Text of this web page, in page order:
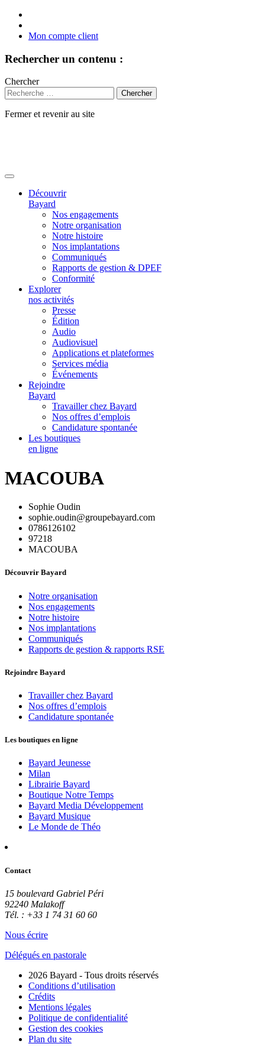
Mon compte client
Rechercher un contenu :
Chercher
Fermer et revenir au site
Découvrir
Bayard
Nos engagements
Notre organisation
Notre histoire
Nos implantations
Communiqués
Rapports de gestion & DPEF
Conformité
Explorer
nos activités
Presse
Édition
Audio
Audiovisuel
Applications et plateformes
Services média
Événements
Rejoindre
Bayard
Travailler chez Bayard
Nos offres d’emplois
Candidature spontanée
Les boutiques
en ligne
MACOUBA
Sophie Oudin
sophie.oudin@groupebayard.com
0786126102
97218
MACOUBA
Découvrir Bayard
Notre organisation
Nos engagements
Notre histoire
Nos implantations
Communiqués
Rapports de gestion & rapports RSE
Rejoindre Bayard
Travailler chez Bayard
Nos offres d’emplois
Candidature spontanée
Les boutiques en ligne
Bayard Jeunesse
Milan
Librairie Bayard
Boutique Notre Temps
Bayard Media Développement
Bayard Musique
Le Monde de Théo
Contact
15 boulevard Gabriel Péri
92240 Malakoff
Tél. : +33 1 74 31 60 60
Nous écrire
Délégués en pastorale
2026 Bayard - Tous droits réservés
Conditions d’utilisation
Crédits
Mentions légales
Politique de confidentialité
Gestion des cookies
Plan du site